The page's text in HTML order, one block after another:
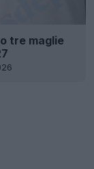
tre maglie